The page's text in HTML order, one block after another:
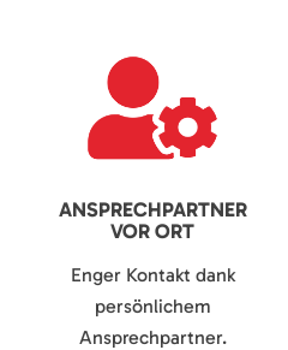
ANSPRECHPARTNER
VOR ORT
Enger Kontakt dank
persönlichem
Ansprechpartner.